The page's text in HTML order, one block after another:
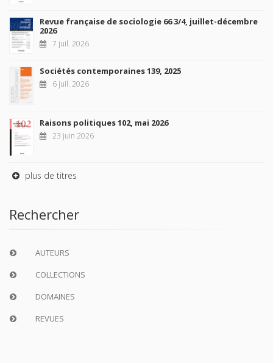
Revue française de sociologie 66 3/4, juillet-décembre
2026
7 juil. 2026
Sociétés contemporaines 139, 2025
6 juil. 2026
Raisons politiques 102, mai 2026
23 juin 2026
plus de titres
Rechercher
AUTEURS
COLLECTIONS
DOMAINES
REVUES